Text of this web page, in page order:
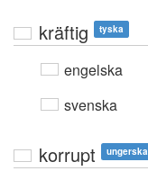
kräftig tyska
engelska
svenska
korrupt ungerska